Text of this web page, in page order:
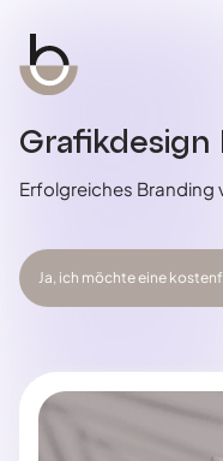
Grafikdesign
Erfolgreiches Branding
Ja, ich möchte eine